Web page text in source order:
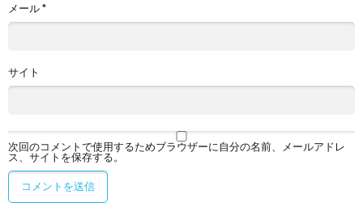
メール*
サイト
次回のコメントで使用するためブラウザーに自分の名前、メールアドレ
ス、サイトを保存する。